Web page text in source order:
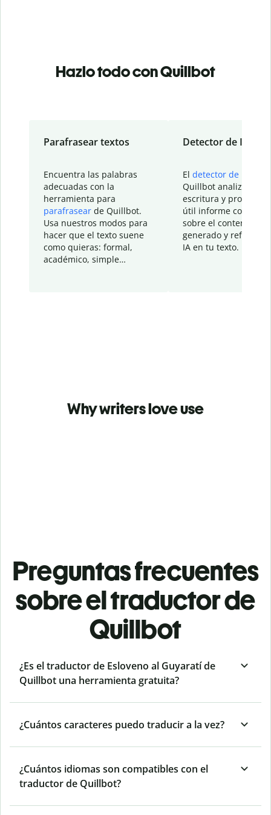
Hazlo todo con Quillbot
Parafrasear textos
Encuentra las palabras
adecuadas con la
herramienta para
parafrasear de Quillbot.
Usa nuestros modos para
hacer que el texto suene
como quieras: formal,
académico, simple…
Detector de IA
El detector de IA
Quillbot analiza tu
escritura y
útil informe con
sobre el contenido
generado y refinado
IA en tu texto.
Why writers love use
Preguntas frecuentes
sobre el traductor de
Quillbot
¿Es el traductor de Esloveno al Guyaratí de
Quillbot una herramienta gratuita?
¿Cuántos caracteres puedo traducir a la vez?
¿Cuántos idiomas son compatibles con el
traductor de Quillbot?